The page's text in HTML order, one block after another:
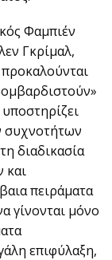
Φαμπιέν
Γκρίμαλ,
συχνοτήτων
διαδικασία
και
πειράματα
γίνονται μόνο
επιφύλαξη,